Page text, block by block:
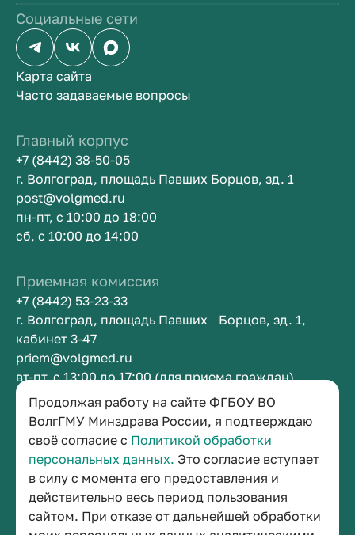
Продолжая работу на сайте ФГБОУ ВО
ВолгГМУ Минздрава России, я подтверждаю
своё согласие с Политикой обработки
персональных данных. Это согласие вступает
в силу с момента его предоставления и
действительно весь период пользования
сайтом. При отказе от дальнейшей обработки
Социальные сети
Карта сайта
Часто задаваемые вопросы
Главный корпус
+7 (8442) 38-50-05
г. Волгоград, площадь Павших Борцов, зд. 1
post@volgmed.ru
пн-пт, с 10:00 до 18:00
сб, с 10:00 до 14:00
Приемная комиссия
+7 (8442) 53-23-33
г. Волгоград, площадь Павших Борцов, зд. 1,
кабинет 3-47
priem@volgmed.ru
вт-пт, с 13:00 до 17:00 (для приема граждан)
Приемная ректора
+7 (8442) 38-50-05
г. Волгоград, площадь Павших Борцов, зд. 1,
кабинет 3-11
post@volgmed.ru
пн-пт, с 08.30 до 17.00 (перерыв с 12.30 до 13.00)